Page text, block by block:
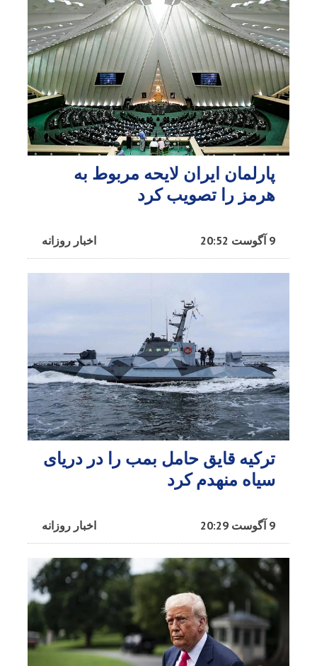
پارلمان ایران لایحه مربوط به
هرمز را تصویب کرد
اخبار روزانه 9 آگوست 20:52
ترکیه قایق حامل بمب را در دریای
سیاه منهدم کرد
اخبار روزانه 9 آگوست 20:29